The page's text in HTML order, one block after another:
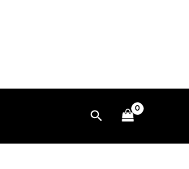
Arama